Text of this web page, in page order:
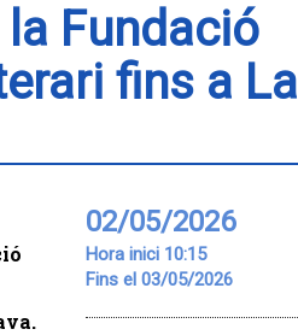
Fundació
fins a La
02/05/2026
Hora inici 10:15
Fins el 03/05/2026